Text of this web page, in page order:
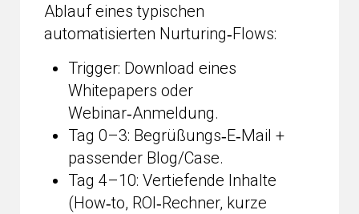
Ablauf eines typischen
automatisierten Nurturing‑Flows:
Trigger: Download eines
Whitepapers oder
Webinar‑Anmeldung.
Tag 0–3: Begrüßungs‑E‑Mail +
passender Blog/Case.
Tag 4–10: Vertiefende Inhalte
(How‑to, ROI‑Rechner, kurze